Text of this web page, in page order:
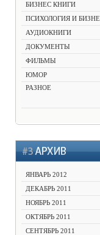
БИЗНЕС КНИГИ
ПСИХОЛОГИЯ И
АУДИОКНИГИ
ДОКУМЕНТЫ
ФИЛЬМЫ
ЮМОР
РАЗНОЕ
ЯНВАРЬ 2012
ДЕКАБРЬ 2011
НОЯБРЬ 2011
ОКТЯБРЬ 2011
СЕНТЯБРЬ 2011